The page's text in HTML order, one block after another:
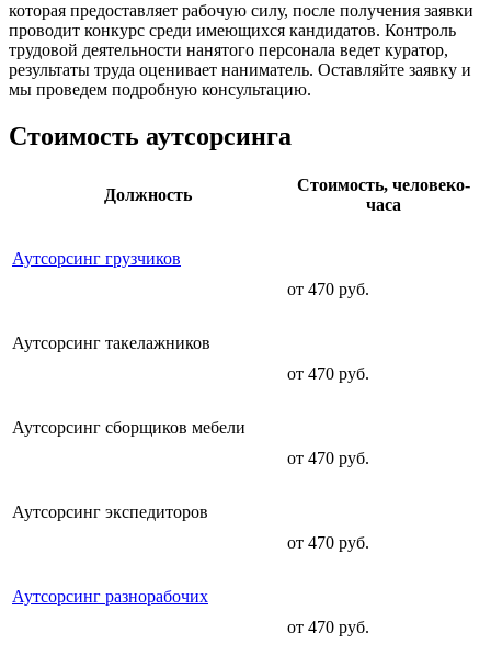
которая предоставляет рабочую силу, после получения заявки
проводит конкурс среди имеющихся кандидатов. Контроль
трудовой деятельности нанятого персонала ведет куратор,
результаты труда оценивает наниматель. Оставляйте заявку и
мы проведем подробную консультацию.
Стоимость аутсорсинга
Должность
Стоимость, человеко-
часа
Аутсорсинг грузчиков
от 470 руб.
Аутсорсинг такелажников
от 470 руб.
Аутсорсинг сборщиков мебели
от 470 руб.
Аутсорсинг экспедиторов
от 470 руб.
Аутсорсинг разнорабочих
от 470 руб.